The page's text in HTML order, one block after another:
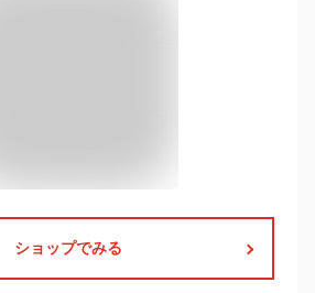
ショップでみる